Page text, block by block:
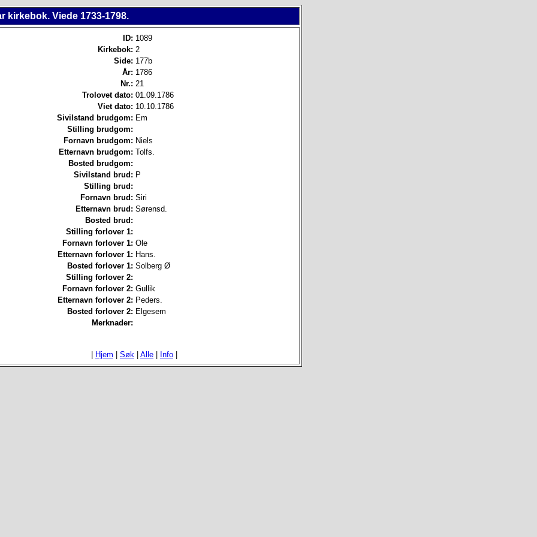
kirkebok. Viede 1733-1798.
ID: 1089
Kirkebok: 2
Side: 177b
År: 1786
Nr.: 21
Trolovet dato: 01.09.1786
Viet dato: 10.10.1786
Sivilstand brudgom: Em
Stilling brudgom:
Fornavn brudgom: Niels
Etternavn brudgom: Tolfs.
Bosted brudgom:
Sivilstand brud: P
Stilling brud:
Fornavn brud: Siri
Etternavn brud: Sørensd.
Bosted brud:
Stilling forlover 1:
Fornavn forlover 1: Ole
Etternavn forlover 1: Hans.
Bosted forlover 1: Solberg Ø
Stilling forlover 2:
Fornavn forlover 2: Gullik
Etternavn forlover 2: Peders.
Bosted forlover 2: Elgesem
Merknader:
Hjem Søk Alle Info